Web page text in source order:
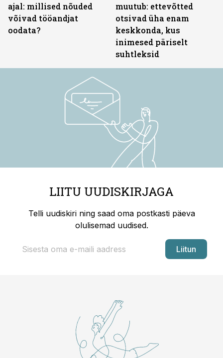
ajal: millised nõuded
võivad tööandjat
oodata?
muutub: ettevõtted
otsivad üha enam
keskkonda, kus
inimesed päriselt
suhtleksid
LIITU UUDISKIRJAGA
Telli uudiskiri ning saad oma postkasti päeva
olulisemad uudised.
Liitun